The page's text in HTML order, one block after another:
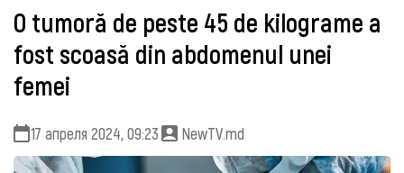
O tumoră de peste 45 de kilograme a
fost scoasă din abdomenul unei
femei
17 апреля 2024, 09:23 NewTV.md